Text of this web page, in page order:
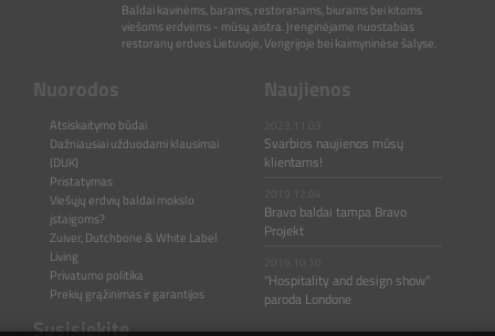
Baldai kavinėms, barams, restoranams, biurams bei kitoms
viešoms erdvėms - mūsų aistra. Įrenginėjame nuostabias
restoranų erdves Lietuvoje, Vengrijoje bei kaimyninėse šalyse.
Atsiskaitymo būdai
Dažniausiai užduodami klausimai
(DUK)
Pristatymas
Viešųjų erdvių baldai mokslo
įstaigoms?
Zuiver, Dutchbone & White Label
Living
Privatumo politika
Prekių grąžinimas ir garantijos
Svarbios naujienos mūsų
klientams!
Bravo baldai tampa Bravo
Projekt
"Hospitality and design show"
paroda Londone
Susisiekite